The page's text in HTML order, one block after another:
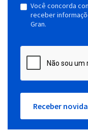
Você concorda
receber
Gran.
Receber